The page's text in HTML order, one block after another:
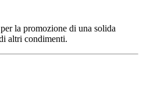
la promozione di una solida
altri condimenti.